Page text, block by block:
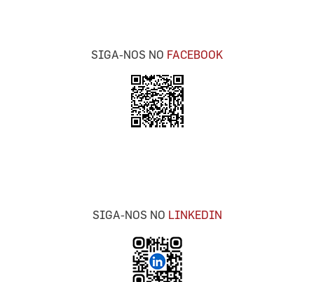
SIGA-NOS NO FACEBOOK
SIGA-NOS NO LINKEDIN